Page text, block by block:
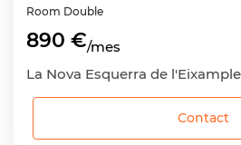
Room Double
890 €/mes
Contact